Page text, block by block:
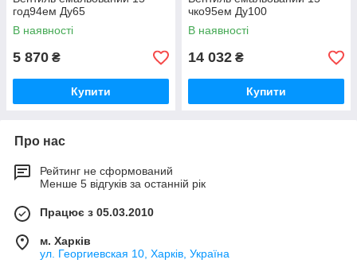
год94ем Ду65
В наявності
5 870 ₴
Купити
чко95ем Ду100
В наявності
14 032 ₴
Купити
Про нас
Рейтинг не сформований
Менше 5 відгуків за останній рік
Працює з 05.03.2010
м. Харків
ул. Георгиевская 10, Харків, Україна